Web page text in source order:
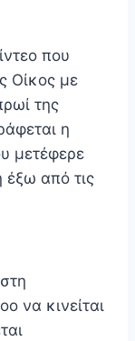
που
Οίκος με
της
η
μετέφερε
έξω από τις
να κινείται